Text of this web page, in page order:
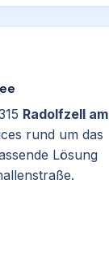
Radolfzell am
rund um das
Lösung